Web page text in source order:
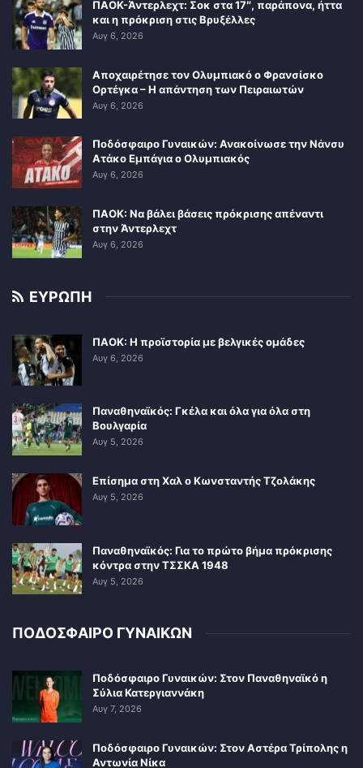
ΠΑΟΚ-Άντερλεχτ: Σοκ στα 17″, παράπονα, ήττα
και η πρόκριση στις Βρυξέλλες
Αυγ 6, 2026
Αποχαιρέτησε τον Ολυμπιακό ο Φρανσίσκο
Ορτέγκα – Η απάντηση των Πειραιωτών
Αυγ 6, 2026
Ποδόσφαιρο Γυναικών: Ανακοίνωσε την Νάνσυ
Ατάκο Εμπάγια ο Ολυμπιακός
Αυγ 6, 2026
ΠΑΟΚ: Να βάλει βάσεις πρόκρισης απέναντι
στην Άντερλεχτ
Αυγ 6, 2026
ΕΥΡΩΠΗ
ΠΑΟΚ: Η προϊστορία με βελγικές ομάδες
Αυγ 6, 2026
Παναθηναϊκός: Γκέλα και όλα για όλα στη
Βουλγαρία
Αυγ 5, 2026
Επίσημα στη Χαλ ο Κωνσταντής Τζολάκης
Αυγ 5, 2026
Παναθηναϊκός: Για το πρώτο βήμα πρόκρισης
κόντρα στην ΤΣΣΚΑ 1948
Αυγ 5, 2026
ΠΟΔΟΣΦΑΙΡΟ ΓΥΝΑΙΚΩΝ
Ποδόσφαιρο Γυναικών: Στον Παναθηναϊκό η
Σύλια Κατεργιαννάκη
Αυγ 7, 2026
Ποδόσφαιρο Γυναικών: Στον Αστέρα Τρίπολης η
Αντωνία Νίκα